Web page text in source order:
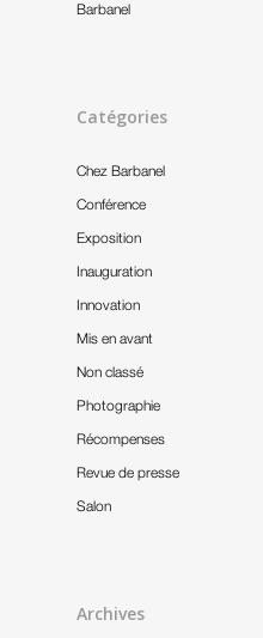
Barbanel
Catégories
Chez Barbanel
Conférence
Exposition
Inauguration
Innovation
Mis en avant
Non classé
Photographie
Récompenses
Revue de presse
Salon
Archives